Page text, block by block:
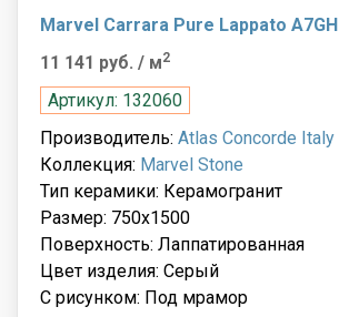
Marvel Carrara Pure Lappato A7GH
11 141 руб. / м2
Артикул: 132060
Производитель: Atlas Concorde Italy
Коллекция: Marvel Stone
Тип керамики: Керамогранит
Размер: 750x1500
Поверхность: Лаппатированная
Цвет изделия: Серый
С рисунком: Под мрамор